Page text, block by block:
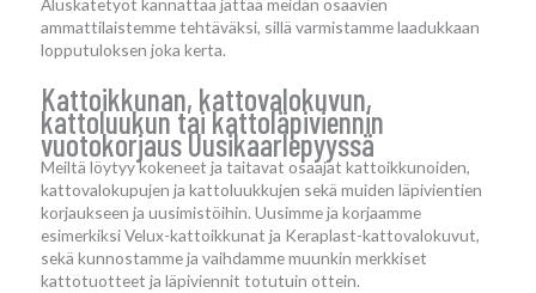
Aluskatetyöt kannattaa jättää meidän osaavien
ammattilaistemme tehtäväksi, sillä varmistamme laadukkaan
lopputuloksen joka kerta.
Kattoikkunan, kattovalokuvun,
kattoluukun tai kattoläpiviennin
vuotokorjaus Uusikaarlepyyssä
Meiltä löytyy kokeneet ja taitavat osaajat kattoikkunoiden,
kattovalokupujen ja kattoluukkujen sekä muiden läpivientien
korjaukseen ja uusimistöihin. Uusimme ja korjaamme
esimerkiksi Velux-kattoikkunat ja Keraplast-kattovalokuvut,
sekä kunnostamme ja vaihdamme muunkin merkkiset
kattotuotteet ja läpiviennit totutuin ottein.